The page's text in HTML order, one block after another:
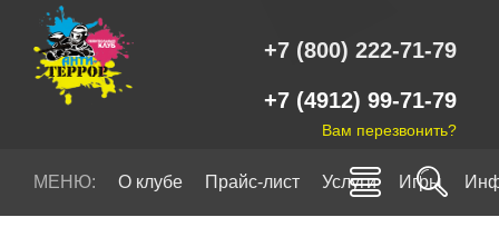
+7 (800) 222-71-79
+7 (4912) 99-71-79
Вам перезвонить?
МЕНЮ: О клубе Прайс-лист Услуги Игры